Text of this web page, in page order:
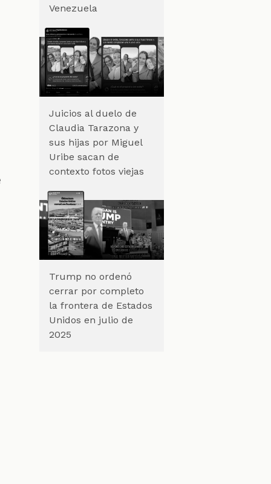
Venezuela
Juicios al duelo de
Claudia Tarazona y
sus hijas por Miguel
Uribe sacan de
contexto fotos viejas
Trump no ordenó
cerrar por completo
la frontera de Estados
Unidos en julio de
2025